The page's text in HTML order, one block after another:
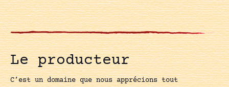
Le producteur
C’est un domaine que nous apprécions tout